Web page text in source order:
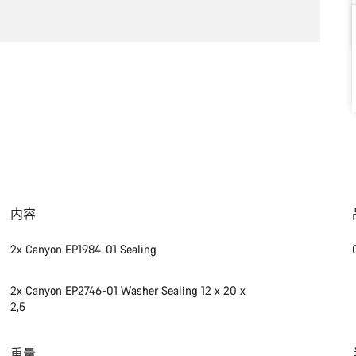
内容
2x Canyon EP1984-01 Sealing
2x Canyon EP2746-01 Washer Sealing 12 x 20 x
2,5